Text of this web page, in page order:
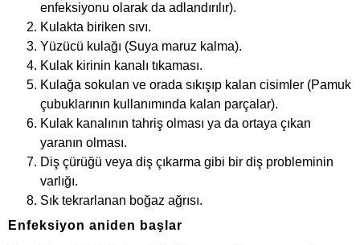
enfeksiyonu olarak da adlandırılır).
Kulakta biriken sıvı.
Yüzücü kulağı (Suya maruz kalma).
Kulak kirinin kanalı tıkaması.
Kulağa sokulan ve orada sıkışıp kalan cisimler (Pamuk
çubuklarının kullanımında kalan parçalar).
Kulak kanalının tahriş olması ya da ortaya çıkan
yaranın olması.
Diş çürüğü veya diş çıkarma gibi bir diş probleminin
varlığı.
Sık tekrarlanan boğaz ağrısı.
Enfeksiyon aniden başlar